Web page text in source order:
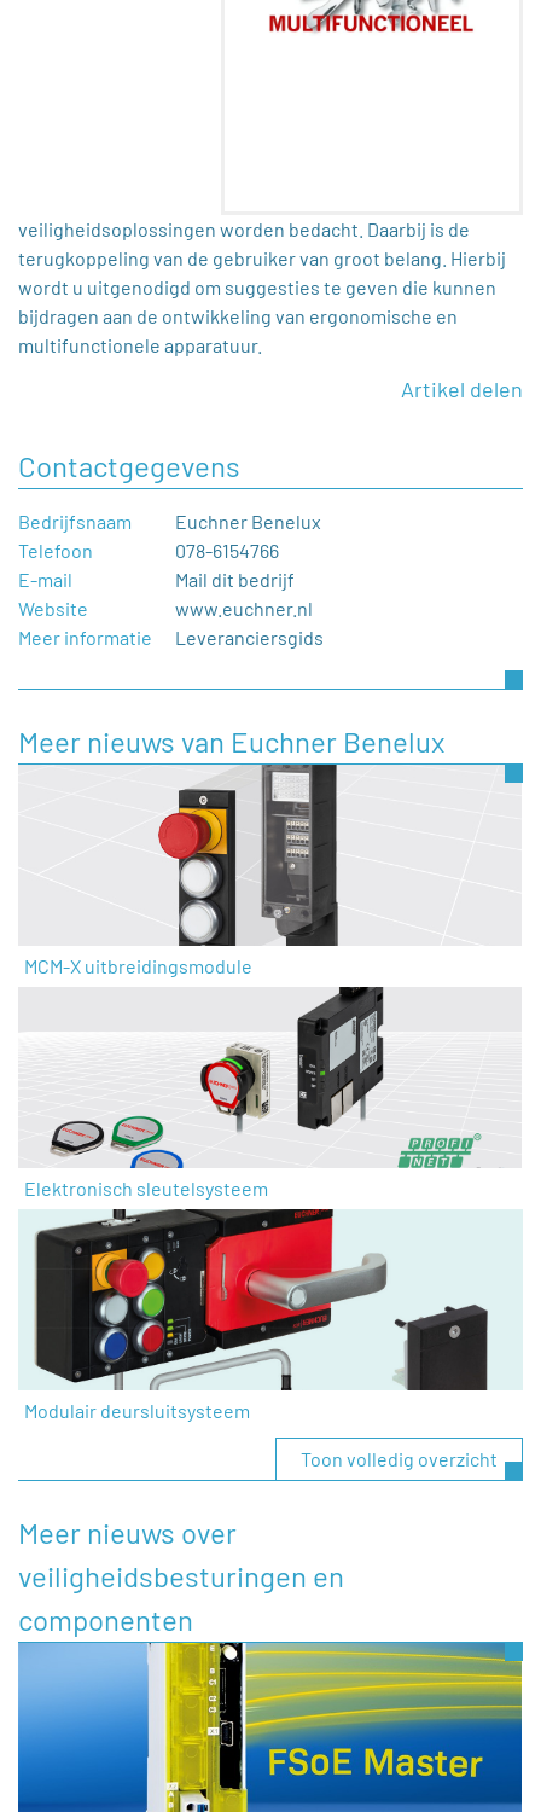
veiligheidsoplossingen worden bedacht. Daarbij is de
terugkoppeling van de gebruiker van groot belang. Hierbij
wordt u uitgenodigd om suggesties te geven die kunnen
bijdragen aan de ontwikkeling van ergonomische en
multifunctionele apparatuur.
Artikel delen
Contactgegevens
Bedrijfsnaam
Euchner Benelux
Telefoon
078-6154766
E-mail
Mail dit bedrijf
Website
www.euchner.nl
Meer informatie
Leveranciersgids
Meer nieuws van Euchner Benelux
MCM-X uitbreidingsmodule
Elektronisch sleutelsysteem
Modulair deursluitsysteem
Toon volledig overzicht
Meer nieuws over
veiligheidsbesturingen en
componenten